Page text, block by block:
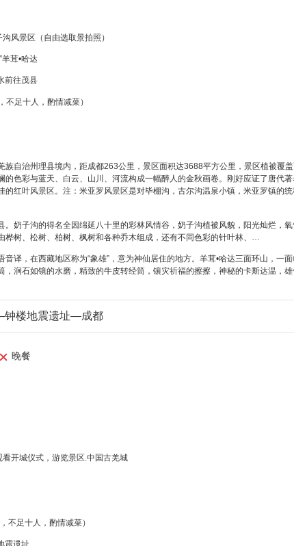
风景区（自由选取景拍照）
茸•哈达
前往茂县
足十人，酌情减菜）
族自治州理县境内，距成都263公里，景区面积达3688平方公里，景区植被覆
的色彩与蓝天、白云、山川、河流构成一幅醉人的金秋画卷。刚好应证了唐代
的红叶风景区。注：米亚罗风景区是对毕棚沟，古尔沟温泉小镇，米亚罗镇的
。奶子沟的得名全因绵延八十里的彩林风情谷，奶子沟植被风貌，阳光灿烂，
桦树、松树、柏树、枫树和各种乔木组成，还有不同色彩的针叶林、…
音译，在西藏地区称为“象雄”，意为神仙居住的地方。羊茸•哈达三面环山，一
涧石如镜的水磨，精致的牛皮转经筒，镶灾祈福的擦擦，神秘的卡斯达温，
楼地震遗址—成都
晚餐
开城仪式，游览景区.中国古羌城
足十人，酌情减菜）
震遗址